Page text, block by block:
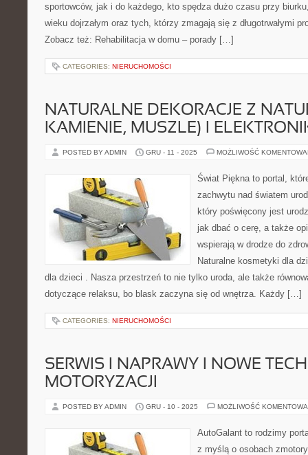
sportowców, jak i do każdego, kto spędza dużo czasu przy
wieku dojrzałym oraz tych, którzy zmagają się z długotrwałymi
Zobacz też: Rehabilitacja w domu – porady […]
CATEGORIES: NIERUCHOMOŚCI
NATURALNE DEKORACJE Z
KAMIENIE, MUSZLE) I
POSTED BY ADMIN GRU - 11 - 2025 MOŻLIWOŚĆ
Świat Piękna to portal,
zachwytu nad światem
który poświęcony jest
jak dbać o cerę, a także
wspierają w drodze do
Naturalne kosmetyki dla
dla dzieci . Nasza przestrzeń to nie tylko uroda, ale także
dotyczące relaksu, bo blask zaczyna się od wnętrza. Każdy […]
CATEGORIES: NIERUCHOMOŚCI
SERWIS I NAPRAWY I NOWE
MOTORYZACJI
POSTED BY ADMIN GRU - 10 - 2025 MOŻLIWOŚĆ
AutoGalant to rodzimy
z myślą o osobach